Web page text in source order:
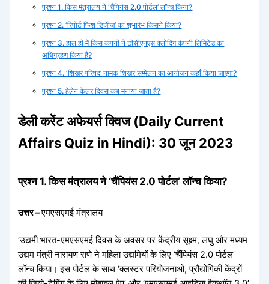
प्रश्न 1. किस मंत्रालय ने ‘चैंपियंस 2.0 पोर्टल’ लॉन्च किया?
प्रश्न 2. ‘रिपोर्ट फिश डिजीज’ का शुभारंभ किसने किया?
प्रश्न 3. हाल ही में किस कंपनी ने टीसीएनएस क्लोदिंग कंपनी लिमिटेड का
अधिग्रहण किया है?
प्रश्न 4. ‘शिखर परिषद’ नामक शिखर सम्मेलन का आयोजन कहाँ किया जाएगा?
प्रश्न 5. हेलेन केलर दिवस कब मनाया जाता है?
डेली करेंट अफेयर्स क्विज (Daily Current
Affairs Quiz in Hindi): 30 जून 2023
प्रश्न 1. किस मंत्रालय ने ‘चैंपियंस 2.0 पोर्टल’ लॉन्च किया?
उत्तर –एमएसएमई मंत्रालय
‘उद्यमी भारत-एमएसएमई दिवस के अवसर पर केंद्रीय सूक्ष्म, लघु और मध्यम
उद्यम मंत्री नारायण राणे ने महिला उद्यमियों के लिए ‘चैंपियंस 2.0 पोर्टल’
लॉन्च किया। इस पोर्टल के साथ ‘क्लस्टर परियोजनाओं, प्रौद्योगिकी केंद्रों